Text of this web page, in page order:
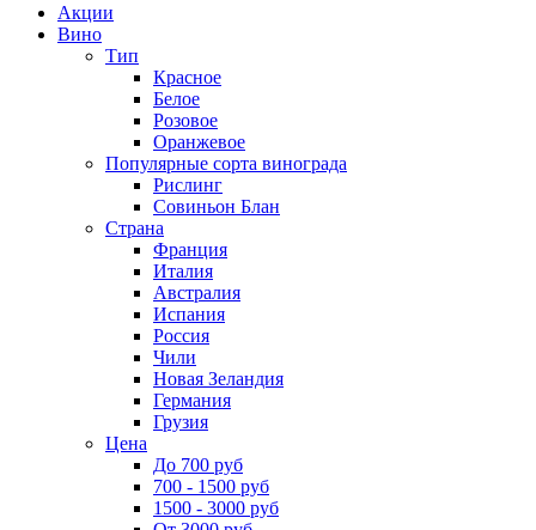
Акции
Вино
Тип
Красное
Белое
Розовое
Оранжевое
Популярные сорта винограда
Рислинг
Совиньон Блан
Страна
Франция
Италия
Австралия
Испания
Россия
Чили
Новая Зеландия
Германия
Грузия
Цена
До 700 руб
700 - 1500 руб
1500 - 3000 руб